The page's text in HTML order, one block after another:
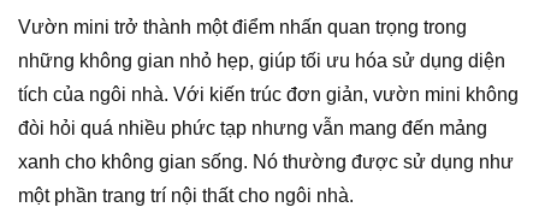
Vườn mini trở thành một điểm nhấn quan trọng trong
những không gian nhỏ hẹp, giúp tối ưu hóa sử dụng diện
tích của ngôi nhà. Với kiến trúc đơn giản, vườn mini không
đòi hỏi quá nhiều phức tạp nhưng vẫn mang đến mảng
xanh cho không gian sống. Nó thường được sử dụng như
một phần trang trí nội thất cho ngôi nhà.